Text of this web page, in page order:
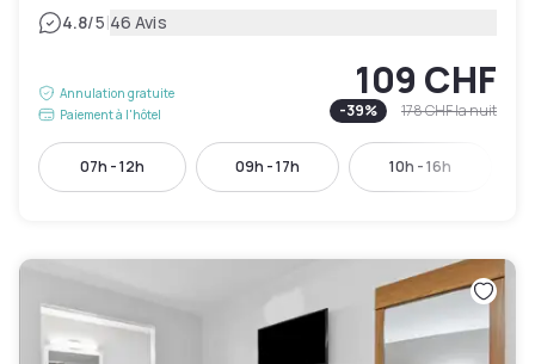
4.8/5|46 Avis
Annulation gratuite
Paiement à l'hôtel
109 CHF
-39% 178 CHFla nuit
07h - 12h 09h - 17h 10h - 16h